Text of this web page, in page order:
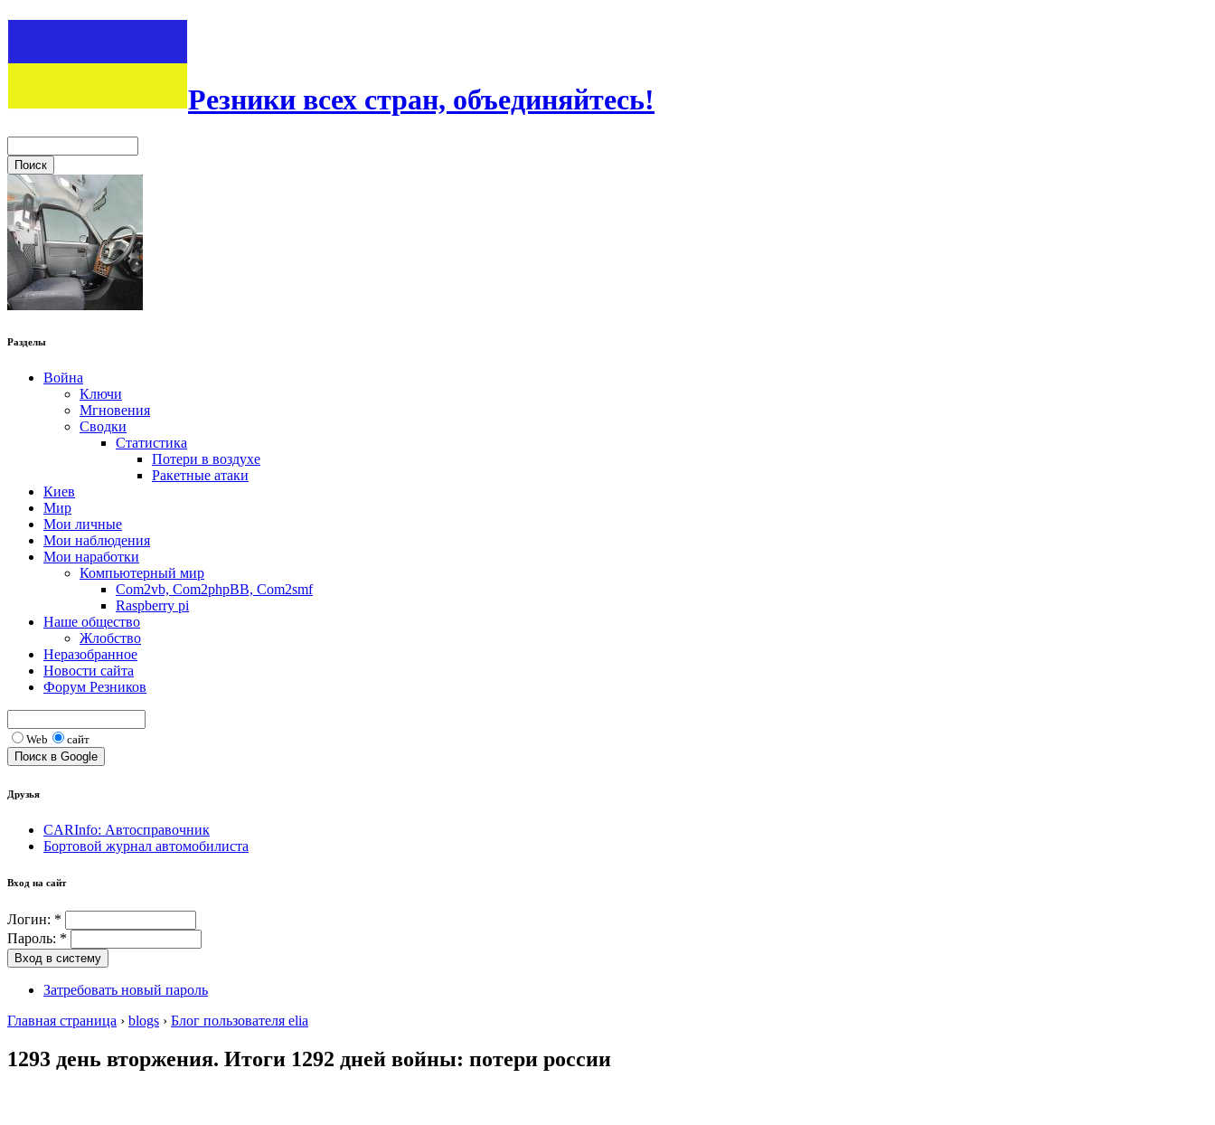
Резники всех стран, объединяйтесь!
Разделы
Война
Ключи
Мгновения
Сводки
Статистика
Потери в воздухе
Ракетные атаки
Киев
Мир
Мои личные
Мои наблюдения
Мои наработки
Компьютерный мир
Com2vb, Com2phpBB, Com2smf
Raspberry pi
Наше общество
Жлобство
Неразобранное
Новости сайта
Форум Резников
Web сайт
Друзья
CARInfo: Автосправочник
Бортовой журнал автомобилиста
Вход на сайт
Логин: *
Пароль: *
Затребовать новый пароль
Главная страница › blogs › Блог пользователя elia
1293 день вторжения. Итоги 1292 дней войны: потери россии